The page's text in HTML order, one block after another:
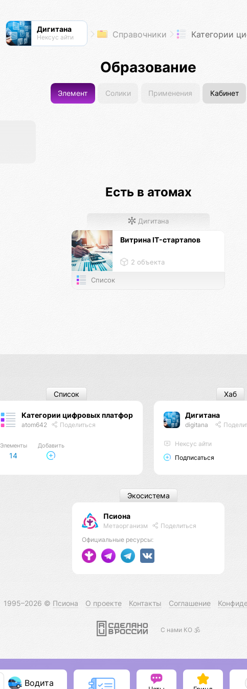
Дигитана
Нексус айти Справочники Категории
Образование
Элемент Солики Применения Кабинет
Есть в атомах
Дигитана
Витрина IT-стартапов
2 объекта
Список
Категории цифровых платформ
atom642 Поделиться
Элементы
14
Добавить
Список
Дигитана
digitana
Нексус айти
Подписаться
Хаб
Псиона
Метаорганизм
Поделиться
Официальные ресурсы:
Экосистема
1995–2026 © Псиона О проекте Контакты Соглашение
С нами КО 🕉️
Водита